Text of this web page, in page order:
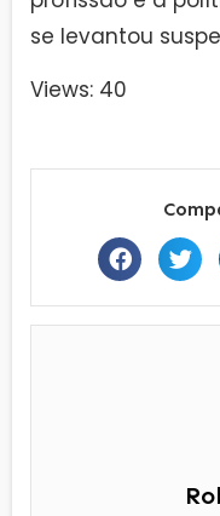
se levantou
Views: 40